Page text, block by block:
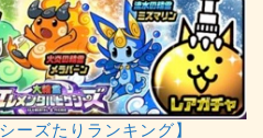
ーズたりランキング】